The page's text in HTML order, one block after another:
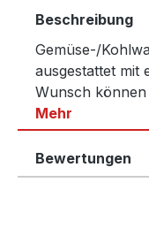
Beschreibung
Gemüse-/
ausgestattet mit
Wunsch
Mehr
Bewertungen